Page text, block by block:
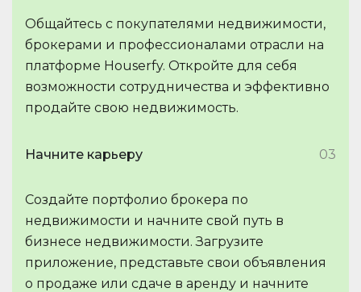
Общайтесь с покупателями недвижимости,
брокерами и профессионалами отрасли на
платформе Houserfy. Откройте для себя
возможности сотрудничества и эффективно
продайте свою недвижимость.
Начните карьеру 03
Создайте портфолио брокера по
недвижимости и начните свой путь в
бизнесе недвижимости. Загрузите
приложение, представьте свои объявления
о продаже или сдаче в аренду и начните